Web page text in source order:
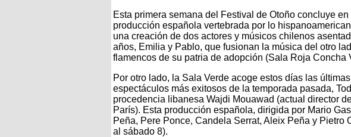
Esta primera semana del Festival de Otoño concluye
producción española vertebrada por lo
una creación de dos actores y músicos chilenos
años, Emilia y Pablo, que fusionan la música del otro
flamencos de su patria de adopción (Sala Roja Concha
Por otro lado, la Sala Verde acoge estos días las
espectáculos más exitosos de la temporada pasada,
procedencia libanesa Wajdi Mouawad (actual director
París). Esta producción española, dirigida por Mario
Peña, Pere Ponce, Candela Serrat, Aleix Peña y Pietro
al sábado 8).